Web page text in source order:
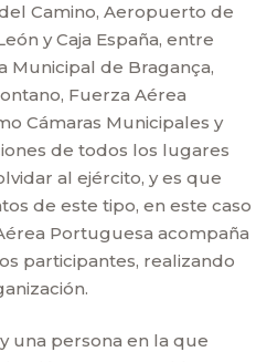
Camino, Aeropuerto de
y Caja España, entre
Municipal de Bragança,
Fuerza Aérea
Cámaras Municipales y
de todos los lugares
al ejército, y es que
de este tipo, en este caso
Portuguesa acompaña
participantes, realizando
una persona en la que